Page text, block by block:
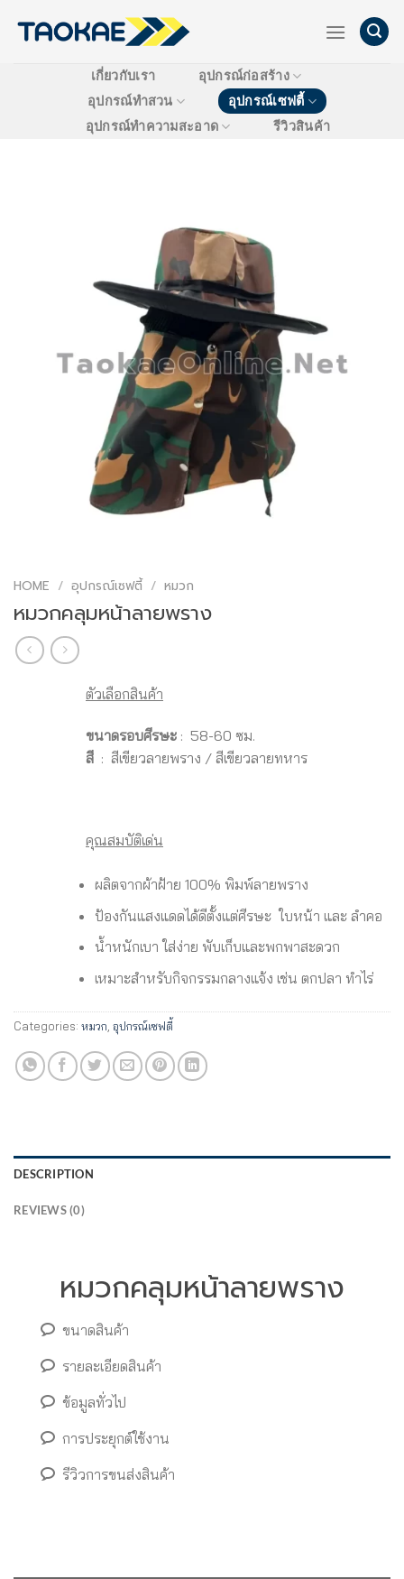
เกี่ยวกับเรา
อุปกรณ์ก่อสร้าง
อุปกรณ์ทำสวน
อุปกรณ์เซฟตี้
อุปกรณ์ทำความสะอาด
รีวิวสินค้า
HOME / อุปกรณ์เซฟตี้ / หมวก
หมวกคลุมหน้าลายพราง
ตัวเลือกสินค้า
ขนาดรอบศีรษะ : 58-60 ซม.
สี : สีเขียวลายพราง / สีเขียวลายทหาร
คุณสมบัติเด่น
ผลิตจากผ้าฝ้าย 100% พิมพ์ลายพราง
ป้องกันแสงแดดได้ดีตั้งแต่ศีรษะ ใบหน้า และ ลำคอ
น้ำหนักเบา ใส่ง่าย พับเก็บและพกพาสะดวก
เหมาะสำหรับกิจกรรมกลางแจ้ง เช่น ตกปลา ทำไร่
Categories: หมวก อุปกรณ์เซฟตี้
DESCRIPTION
REVIEWS (0)
หมวกคลุมหน้าลายพราง
ขนาดสินค้า
รายละเอียดสินค้า
ข้อมูลทั่วไป
การประยุกต์ใช้งาน
รีวิวการขนส่งสินค้า